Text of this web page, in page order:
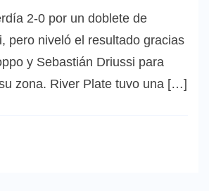
2-0 por un doblete de
pero niveló el resultado gracias
y Sebastián Driussi para
zona. River Plate tuvo una […]